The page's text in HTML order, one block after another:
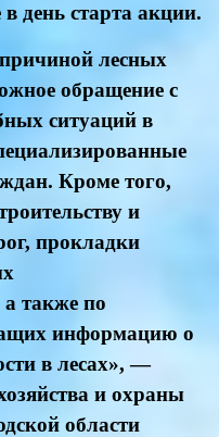
день старта акции.
лесных
обращение с
ситуаций в
Кроме того,
и
прокладки
также по
информацию о
в лесах», —
и охраны
области